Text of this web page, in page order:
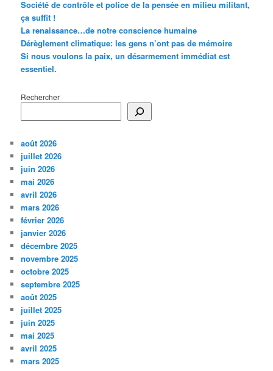
Société de contrôle et police de la pensée en milieu militant,
ça suffit !
La renaissance…de notre conscience humaine
Dérèglement climatique: les gens n’ont pas de mémoire
Si nous voulons la paix, un désarmement immédiat est
essentiel.
Rechercher
août 2026
juillet 2026
juin 2026
mai 2026
avril 2026
mars 2026
février 2026
janvier 2026
décembre 2025
novembre 2025
octobre 2025
septembre 2025
août 2025
juillet 2025
juin 2025
mai 2025
avril 2025
mars 2025